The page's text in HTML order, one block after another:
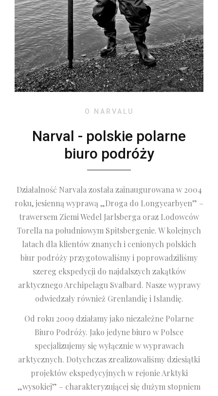
O NARVALU
Narval - polskie polarne
biuro podróży
Działalność Narvala została zainaugurowana w 2004
roku, jesienną wyprawą „Droga do Longyearbyen” –
trawersem Ziemi Wedel Jarlsberga oraz Lodowców
Torella na południowym Spitsbergenie. W kolejnych
latach dla klientów znanych i cenionych polskich
biur podróży przygotowaliśmy i poprowadziliśmy
szereg ekspedycji do najdalszych zakątków
arktycznego Archipelagu Svalbard. Nasze wyprawy
odwiedzały również Grenlandię i Islandię.
Od roku 2009 działamy jako niezależne Polarne
Biuro Podróży. Jako jedyne biuro w Polsce
specjalizujemy się wyłącznie w wyprawach
arktycznych. Dotychczas zrealizowaliśmy dziesiątki
projektów ekspedycyjnych w rejonie Arktyki
„wysokiej” – charakteryzującej się dużym stopniem